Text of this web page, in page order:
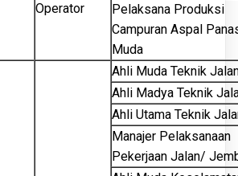
Operator
Pelaksana Produksi
Campuran Aspal
Muda
Ahli Muda Teknik
Ahli Madya Teknik
Ahli Utama Teknik
Manajer Pelaksanaan
Pekerjaan Jalan/